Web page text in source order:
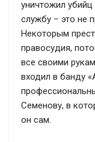
уничтожил
службу − это не
Некоторым
правосудия,
все своими
входил в банду
Семенову, в
он сам.